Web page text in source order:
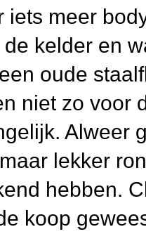
iets meer
kelder en
oude
niet zo voor
Alweer
lekker
hebben.
koop